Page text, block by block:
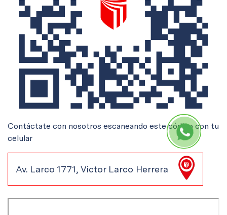
Contáctate con nosotros escaneando este código con tu
celular
Av. Larco 1771, Victor Larco Herrera